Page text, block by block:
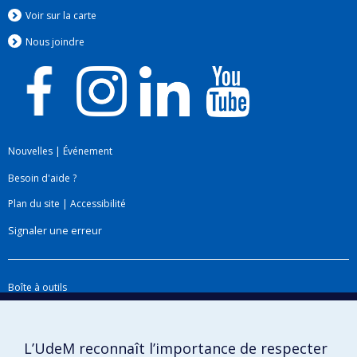
prévention des maladies cardiaques,
chercheure principale 1992-97
O'Loughlin a dirigé un programme de cinq
évaluer une initiative de prévention des
quartier à faible revenu de Montréal, au
été mises au point et évaluées, ce qui a
précieuses sur la promotion de la santé
Voir sur la carte
Nous joindre
Nouvelles | Événement
Besoin d'aide ?
Plan du site | Accessibilité
Signaler une erreur
Boîte à outils
L’UdeM reconnaît l’importance de respecter